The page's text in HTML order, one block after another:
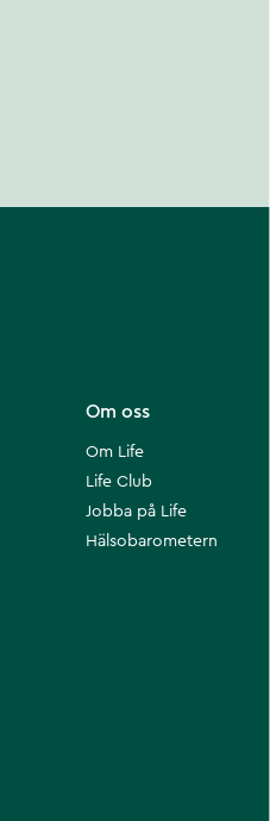
Om oss
Om Life
Life Club
Jobba på Life
Hälsobarometern